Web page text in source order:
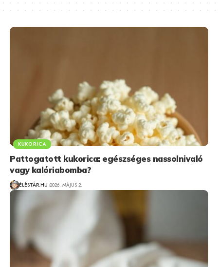
KUKORICA
Pattogatott kukorica: egészséges nassolnivaló
vagy kalóriabomba?
ÉLÉSTÁR.HU 2026. MÁJUS 2.